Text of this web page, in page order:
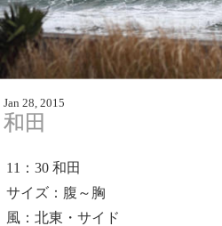
Jan 28, 2015
和田
11：30和田
サイズ：腹～胸
風：北東・サイド